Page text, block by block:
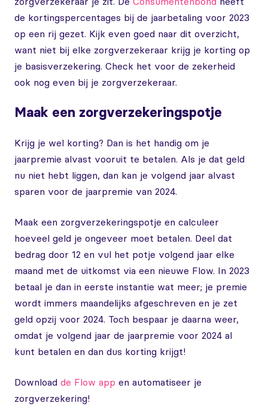
de kortingspercentages bij de jaarbetaling voor 2023
op een rij gezet. Kijk even goed naar dit overzicht,
want niet bij elke zorgverzekeraar krijg je korting op
je basisverzekering. Check het voor de zekerheid
ook nog even bij je zorgverzekeraar.
Maak een zorgverzekeringspotje
Krijg je wel korting? Dan is het handig om je
jaarpremie alvast vooruit te betalen. Als je dat geld
nu niet hebt liggen, dan kan je volgend jaar alvast
sparen voor de jaarpremie van 2024.
Maak een zorgverzekeringspotje en calculeer
hoeveel geld je ongeveer moet betalen. Deel dat
bedrag door 12 en vul het potje volgend jaar elke
maand met de uitkomst via een nieuwe Flow. In 2023
betaal je dan in eerste instantie wat meer; je premie
wordt immers maandelijks afgeschreven en je zet
geld opzij voor 2024. Toch bespaar je daarna weer,
omdat je volgend jaar de jaarpremie voor 2024 al
kunt betalen en dan dus korting krijgt!
Download de Flow app en automatiseer je
zorgverzekering!